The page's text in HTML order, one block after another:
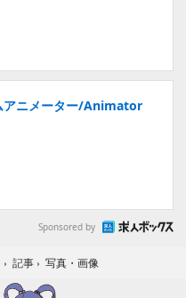
アニメーター/Animator
Sponsored by
› 記事 › 写真・画像